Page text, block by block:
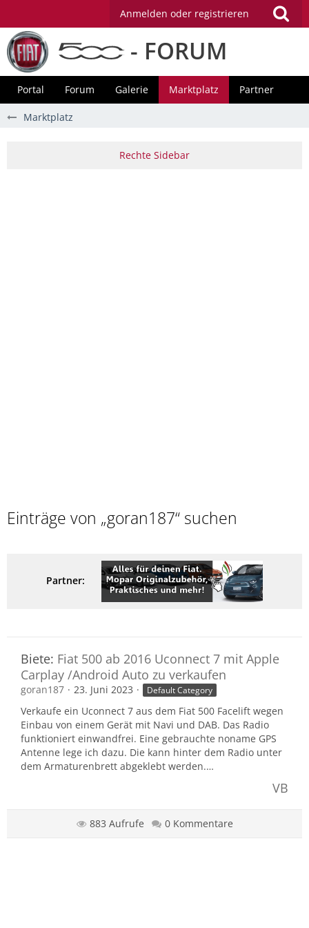
Anmelden oder registrieren
- FORUM
Portal Forum Galerie Marktplatz Partner
Marktplatz
Einträge von „goran187“ suchen
Partner:
Biete: Fiat 500 ab 2016 Uconnect 7 mit Apple
Carplay /Android Auto zu verkaufen
goran187 23. Juni 2023 Default Category
Verkaufe ein Uconnect 7 aus dem Fiat 500 Facelift wegen
Einbau von einem Gerät mit Navi und DAB. Das Radio
funktioniert einwandfrei. Eine gebrauchte noname GPS
Antenne lege ich dazu. Die kann hinter dem Radio unter
dem Armaturenbrett abgeklebt werden.…
VB
883 Aufrufe 0 Kommentare